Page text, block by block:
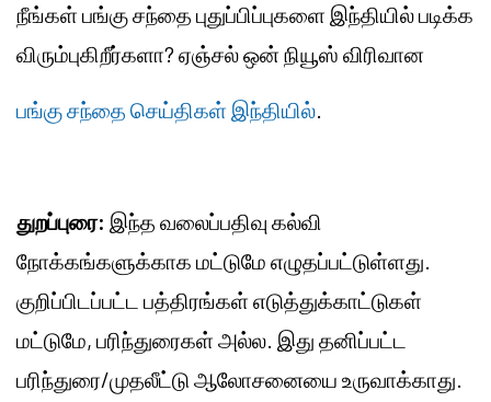
நீங்கள் பங்கு சந்தை புதுப்பிப்புகளை இந்தியில் படிக்க
விரும்புகிறீர்களா? ஏஞ்சல் ஒன் நியூஸ் விரிவான
பங்கு சந்தை செய்திகள் இந்தியில்.
துறப்புரை: இந்த வலைப்பதிவு கல்வி
நோக்கங்களுக்காக மட்டுமே எழுதப்பட்டுள்ளது.
குறிப்பிடப்பட்ட பத்திரங்கள் எடுத்துக்காட்டுகள்
மட்டுமே, பரிந்துரைகள் அல்ல. இது தனிப்பட்ட
பரிந்துரை/முதலீட்டு ஆலோசனையை உருவாக்காது.